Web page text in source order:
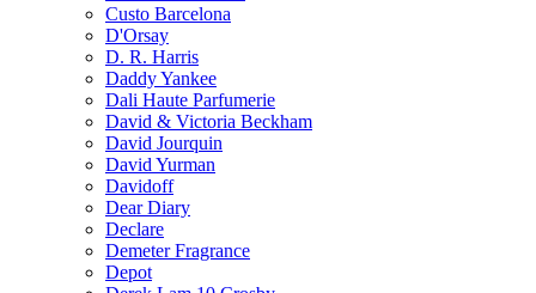
Custo Barcelona
D'Orsay
D. R. Harris
Daddy Yankee
Dali Haute Parfumerie
David & Victoria Beckham
David Jourquin
David Yurman
Davidoff
Dear Diary
Declare
Demeter Fragrance
Depot